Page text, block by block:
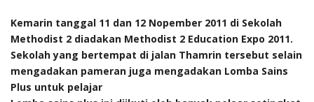
Kemarin tanggal 11 dan 12 Nopember 2011 di Sekolah
Methodist 2 diadakan Methodist 2 Education Expo 2011.
Sekolah yang bertempat di jalan Thamrin tersebut selain
mengadakan pameran juga mengadakan Lomba Sains
Plus untuk pelajar